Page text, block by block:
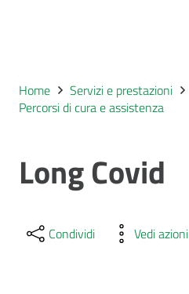
Home
Servizi e prestazioni
Percorsi di cura e assistenza
Long Covid
Condividi Vedi azioni